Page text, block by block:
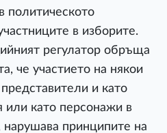
политическото
в изборите.
регулатор обръща
че участието на някои
и като
или като персонажи в
принципите на